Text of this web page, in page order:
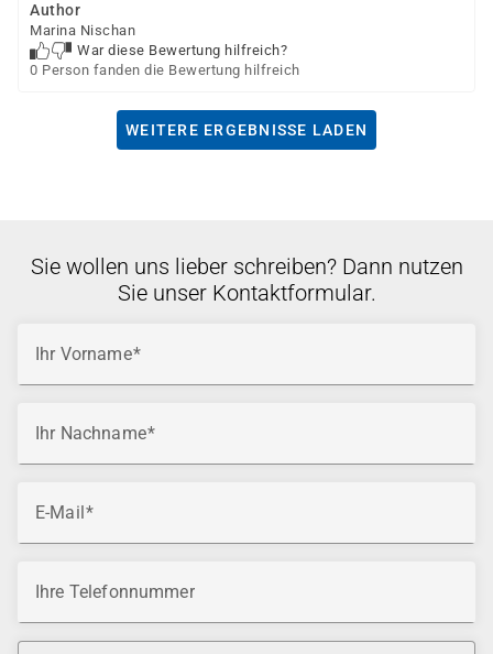
Author
Marina Nischan
War diese Bewertung hilfreich?
0 Person fanden die Bewertung hilfreich
WEITERE ERGEBNISSE LADEN
Sie wollen uns lieber schreiben? Dann nutzen
Sie unser Kontaktformular.
Ihr Vorname
Ihr Nachname
E-Mail
Ihre Telefonnummer